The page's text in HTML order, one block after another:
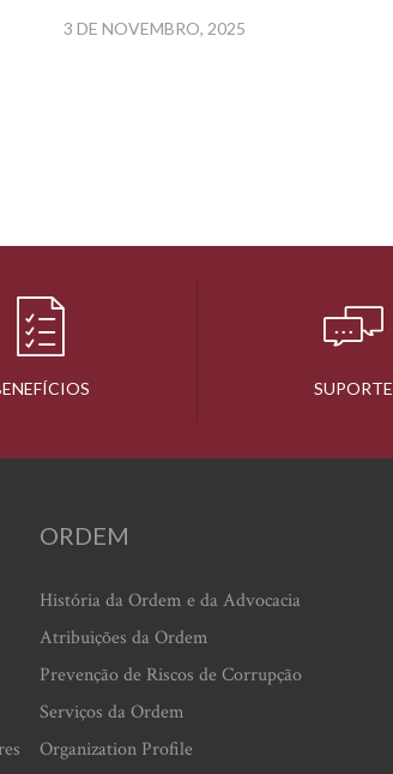
3 DE NOVEMBRO, 2025
SUPORTE
ORDEM
História da Ordem e da Advocacia
Atribuições da Ordem
Prevenção de Riscos de Corrupção
Serviços da Ordem
Organization Profile